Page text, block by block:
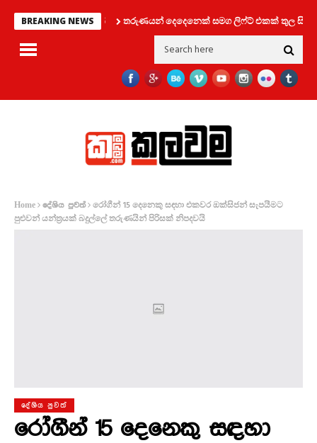
BREAKING NEWS තරුණයන් දෙදෙනෙක් සමග ලිෆ්ට් එකක් තුල සිර වූ කත
Home දේශිය පුවත්
රෝගීන් 15 දෙනෙකු සඳහා එකවර ඔක්සිජන් සැපයීමට
පුළුවන් යන්ත්‍රයක් බදුල්ලේ තරුණයින් පිරිසක් නිපදවයි
දේශිය පුවත්
රෝගීන් 15 දෙනෙකු සඳහා